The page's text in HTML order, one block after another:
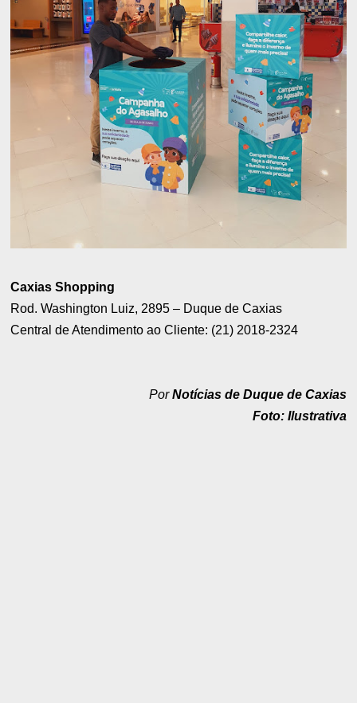
Caxias Shopping
Rod. Washington Luiz, 2895 – Duque de Caxias
Central de Atendimento ao Cliente: (21) 2018-2324
PorNotícias de Duque de Caxias
Foto: Ilustrativa